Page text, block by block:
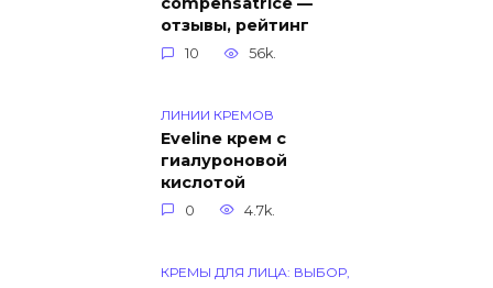
отзывы, рейтинг
10 56k.
ЛИНИИ КРЕМОВ
Eveline крем с
гиалуроновой
кислотой
0 4.7k.
КРЕМЫ ДЛЯ ЛИЦА: ВЫБОР,